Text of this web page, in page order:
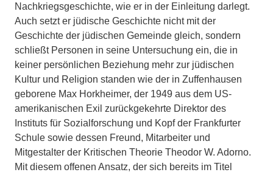
Nachkriegsgeschichte, wie er in der Einleitung darlegt.
Auch setzt er jüdische Geschichte nicht mit der
Geschichte der jüdischen Gemeinde gleich, sondern
schließt Personen in seine Untersuchung ein, die in
keiner persönlichen Beziehung mehr zur jüdischen
Kultur und Religion standen wie der in Zuffenhausen
geborene Max Horkheimer, der 1949 aus dem US-
amerikanischen Exil zurückgekehrte Direktor des
Instituts für Sozialforschung und Kopf der Frankfurter
Schule sowie dessen Freund, Mitarbeiter und
Mitgestalter der Kritischen Theorie Theodor W. Adorno.
Mit diesem offenen Ansatz, der sich bereits im Titel